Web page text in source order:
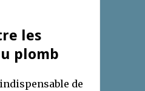
les
plomb
de